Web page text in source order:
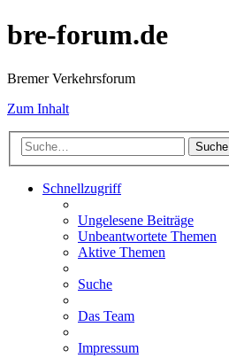
bre-forum.de
Bremer Verkehrsforum
Zum Inhalt
Suche
Schnellzugriff
Ungelesene Beiträge
Unbeantwortete Themen
Aktive Themen
Suche
Das Team
Impressum